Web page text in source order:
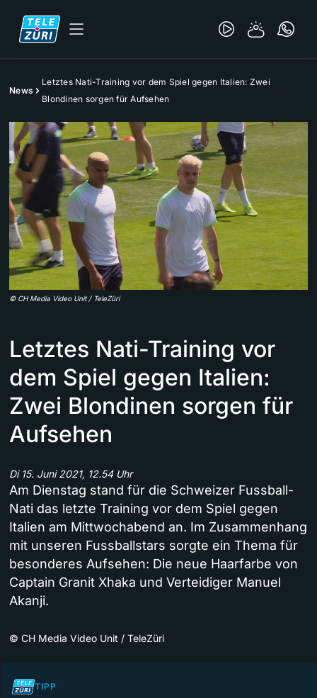
News
Letztes Nati-Training vor dem Spiel gegen Italien: Zwei
Blondinen sorgen für Aufsehen
© CH Media Video Unit / TeleZüri
Letztes Nati-Training vor
dem Spiel gegen Italien:
Zwei Blondinen sorgen für
Aufsehen
Di 15. Juni 2021, 12.54 Uhr
Am Dienstag stand für die Schweizer Fussball-
Nati das letzte Training vor dem Spiel gegen
Italien am Mittwochabend an. Im Zusammenhang
mit unseren Fussballstars sorgte ein Thema für
besonderes Aufsehen: Die neue Haarfarbe von
Captain Granit Xhaka und Verteidiger Manuel
Akanji.
© CH Media Video Unit / TeleZüri
TIPP